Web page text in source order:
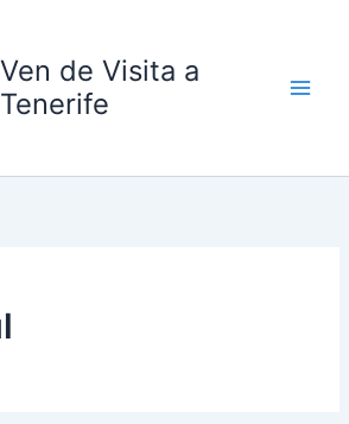
Ven de Visita a
Tenerife